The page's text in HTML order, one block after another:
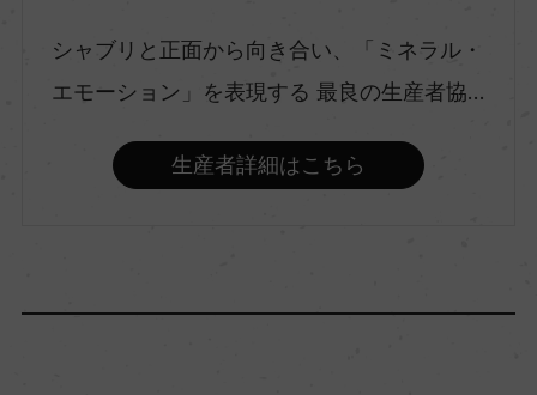
辛口
シャルドネ 100%
シャブリと正面から向き合い、「ミネラル・
エモーション」を表現する 最良の生産者協...
生産者詳細はこちら